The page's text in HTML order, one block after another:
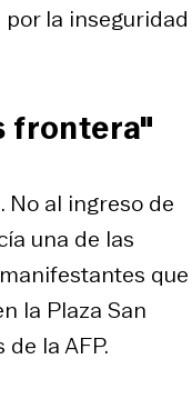
la inseguridad
frontera"
No al ingreso de
una de las
que
la Plaza San
la AFP.